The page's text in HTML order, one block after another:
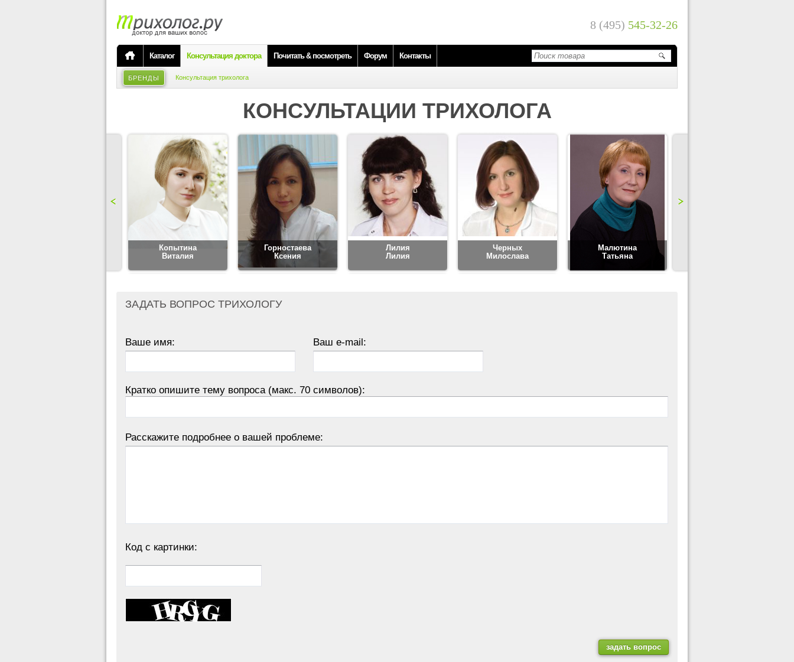
8 (495) 545-32-26
Каталог Консультация доктора Почитать & посмотреть Форум Контакты
БРЕНДЫ Консультация трихолога
КОНСУЛЬТАЦИИ ТРИХОЛОГА
Копытина
Виталия
Горностаева
Ксения
Лилия
Лилия
Черных
Милослава
Малютина
Татьяна
ЗАДАТЬ ВОПРОС ТРИХОЛОГУ
Ваше имя: Ваш e-mail:
Кратко опишите тему вопроса (макс. 70 символов):
Расскажите подробнее о вашей проблеме:
Код с картинки: